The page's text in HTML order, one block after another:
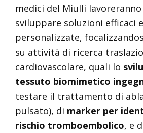
medici del Miulli
sviluppare soluzioni efficaci e
personalizzate,
su attività di ricerca
cardiovascolare, quali lo
tessuto biomimetico
testare il trattamento di
pulsato), di marker per
rischio tromboembolico, e